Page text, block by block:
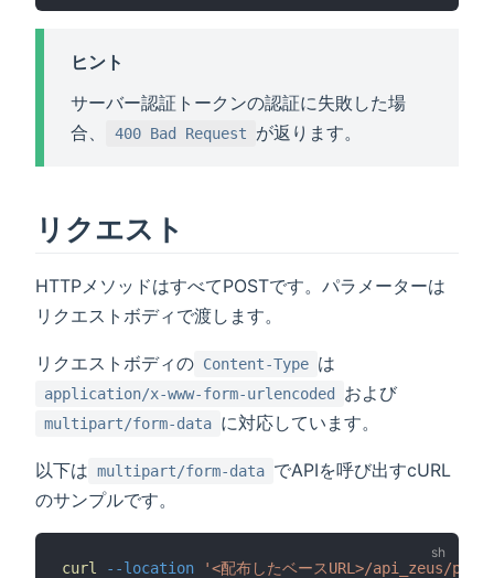
ヒント
サーバー認証トークンの認証に失敗した場
合、
400 Bad Request が返ります。
リクエスト
HTTPメソッドはすべてPOSTです。パラメーターは
リクエストボディで渡します。
リクエストボディの Content-Type は
application/x-www-form-urlencoded および
multipart/form-data に対応しています。
以下は multipart/form-data でAPIを呼び出すcURL
のサンプルです。
curl --location
'<配布したベースURL>/api_zeus/